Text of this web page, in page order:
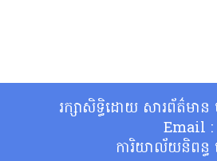
រក្សាសិទ្ធិដោយ សារព័ត៌មា
Email
ការិយាល័យនិពន្ធ